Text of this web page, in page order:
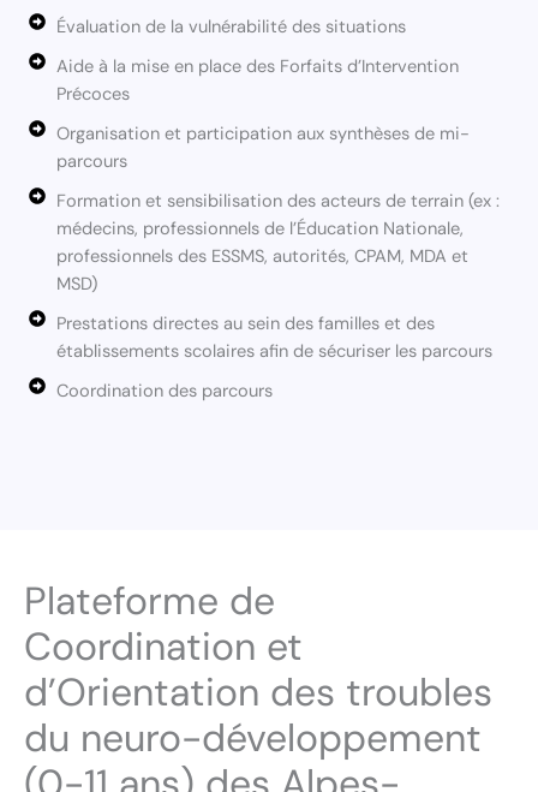
Évaluation de la vulnérabilité des situations
Aide à la mise en place des Forfaits d’Intervention
Précoces
Organisation et participation aux synthèses de mi-
parcours
Formation et sensibilisation des acteurs de terrain (ex :
médecins, professionnels de l’Éducation Nationale,
professionnels des ESSMS, autorités, CPAM, MDA et
MSD)
Prestations directes au sein des familles et des
établissements scolaires afin de sécuriser les parcours
Coordination des parcours
Plateforme de
Coordination et
d’Orientation des troubles
du neuro-développement